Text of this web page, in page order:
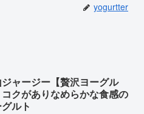
yogurtter
ャージー【贅沢ヨーグル
コクがありなめらかな食感の
ルト